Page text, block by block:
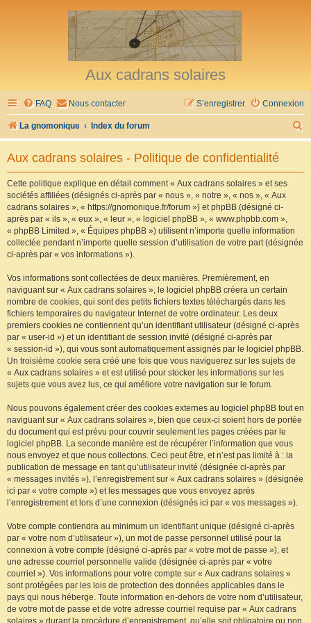
Aux cadrans solaires
FAQ Nous contacter Connexion
S’enregistrer
La gnomonique Index du forum
e
Aux cadrans solaires - Politique de confidentialité
Cette politique explique en détail comment « Aux cadrans solaires » et ses
sociétés affiliées (désignés ci-après par « nous », « notre », « nos », « Aux
cadrans solaires », « https://gnomonique.fr/forum ») et phpBB (désigné ci-
après par « ils », « eux », « leur », « logiciel phpBB », « www.phpbb.com »,
« phpBB Limited », « Équipes phpBB ») utilisent n’importe quelle information
collectée pendant n’importe quelle session d’utilisation de votre part (désignée
ci-après par « vos informations »).
Vos informations sont collectées de deux manières. Premièrement, en
naviguant sur « Aux cadrans solaires », le logiciel phpBB créera un certain
nombre de cookies, qui sont des petits fichiers textes téléchargés dans les
fichiers temporaires du navigateur Internet de votre ordinateur. Les deux
premiers cookies ne contiennent qu’un identifiant utilisateur (désigné ci-après
par « user-id ») et un identifiant de session invité (désigné ci-après par
« session-id »), qui vous sont automatiquement assignés par le logiciel phpBB.
Un troisième cookie sera créé une fois que vous naviguerez sur les sujets de
« Aux cadrans solaires » et est utilisé pour stocker les informations sur les
sujets que vous avez lus, ce qui améliore votre navigation sur le forum.
Nous pouvons également créer des cookies externes au logiciel phpBB tout en
naviguant sur « Aux cadrans solaires », bien que ceux-ci soient hors de portée
du document qui est prévu pour couvrir seulement les pages créées par le
logiciel phpBB. La seconde manière est de récupérer l’information que vous
nous envoyez et que nous collectons. Ceci peut être, et n’est pas limité à : la
publication de message en tant qu’utilisateur invité (désignée ci-après par
« messages invités »), l’enregistrement sur « Aux cadrans solaires » (désignée
ici par « votre compte ») et les messages que vous envoyez après
l’enregistrement et lors d’une connexion (désignés ici par « vos messages »).
Votre compte contiendra au minimum un identifiant unique (désigné ci-après
par « votre nom d’utilisateur »), un mot de passe personnel utilisé pour la
connexion à votre compte (désigné ci-après par « votre mot de passe »), et
une adresse courriel personnelle valide (désignée ci-après par « votre
courriel »). Vos informations pour votre compte sur « Aux cadrans solaires »
sont protégées par les lois de protection des données applicables dans le
pays qui nous héberge. Toute information en-dehors de votre nom d’utilisateur,
de votre mot de passe et de votre adresse courriel requise par « Aux cadrans